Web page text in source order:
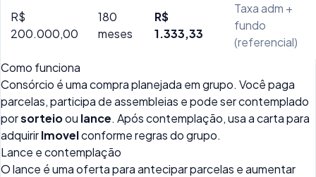
R$
200.000,00
180
meses
R$
1.333,33
Taxa adm +
fundo
(referencial)
Como funciona
Consórcio é uma compra planejada em grupo. Você paga
parcelas, participa de assembleias e pode ser contemplado
porsorteioou lance. Após contemplação, usa a carta para
adquirirImovelconforme regras do grupo.
Lance e contemplação
O lance é uma oferta para antecipar parcelas e aumentar